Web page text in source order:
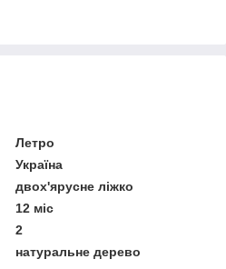
Летро
Україна
двох'ярусне ліжко
12 міс
2
натуральне дерево